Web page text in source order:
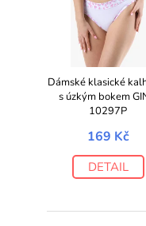
Dámské klasické
s úzkým bokem
10297P
169 Kč
DETAIL